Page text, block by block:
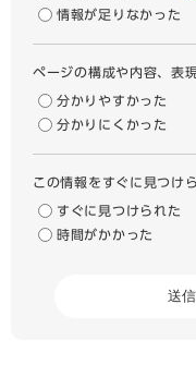
情報が足りなかった
ページの構成や内容、表
分かりやすかった
分かりにくかった
この情報をすぐに見つけ
すぐに見つけられた
時間がかかった